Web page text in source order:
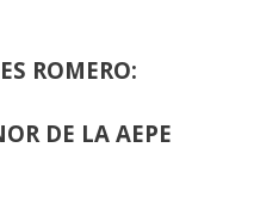
ROMERO:
DE LA AEPE